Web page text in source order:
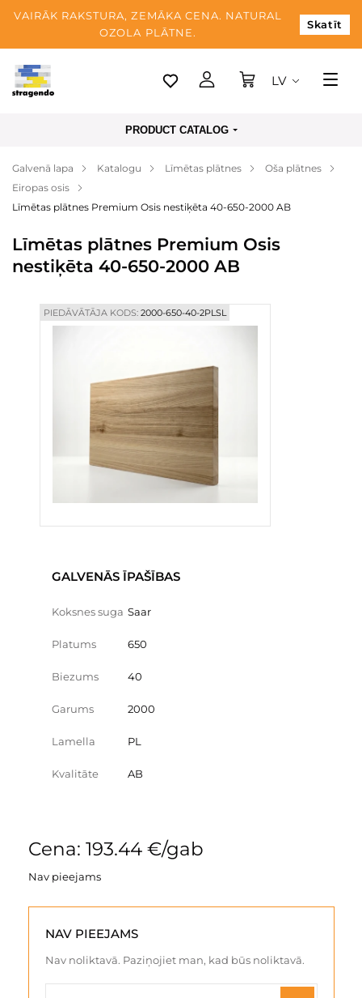
VAIRĀK RAKSTURA, ZEMĀKA CENA. NATURAL
OZOLA PLĀTNE.
Skatīt
Tallina
Apmaksa
Par mums
Blogs
Kontaktinformācija
LV
PRODUCT CATALOG
Galvenā lapa Katalogu Līmētas plātnes
Oša plātnes
Eiropas osis
Līmētas plātnes Premium Osis nestiķēta 40-650-2000 AB
Līmētas plātnes Premium Osis
nestiķēta 40-650-2000 AB
PIEDĀVĀTĀJA KODS:2000-650-40-2PLSL
GALVENĀS ĪPAŠĪBAS
Koksnes suga Saar
Platums 650
Biezums 40
Garums 2000
Lamella PL
Kvalitāte AB
Cena: 193.44 €/gab
Nav pieejams
NAV PIEEJAMS
Nav noliktavā. Paziņojiet man, kad būs noliktavā.